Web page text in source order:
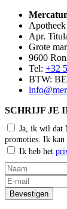
Apr.
Grote
9600
Tel: +32
BTW:
SCHRIJF JE
Ja, ik wil dat
promoties. Ik
Ik heb het